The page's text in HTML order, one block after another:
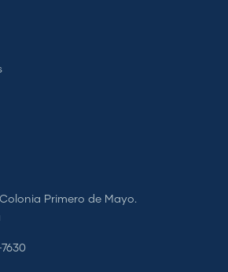
Primero de Mayo.